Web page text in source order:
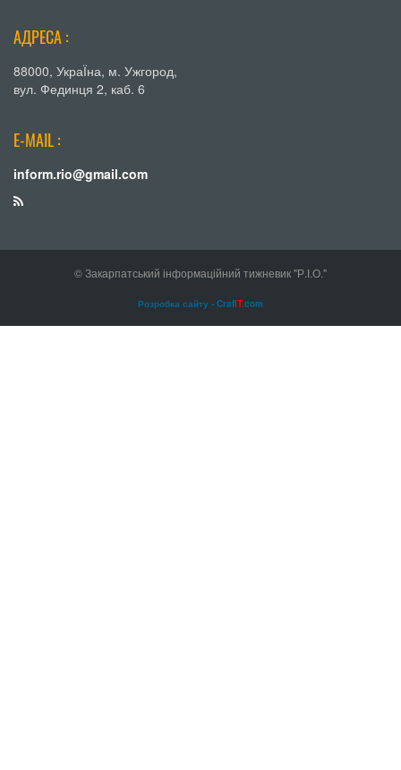
АДРЕСА :
88000, УкраЇна, м. Ужгород,
вул. Фединця 2, каб. 6
E-MAIL :
inform.rio@gmail.com
© Закарпатський інформаційний тижневик "Р.І.О."
Розробка сайту - CrafIT.com